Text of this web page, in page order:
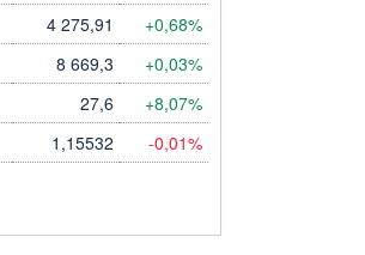
4 275,91 +0,68%
8 669,3 +0,03%
27,6 +8,07%
1,15532 -0,01%